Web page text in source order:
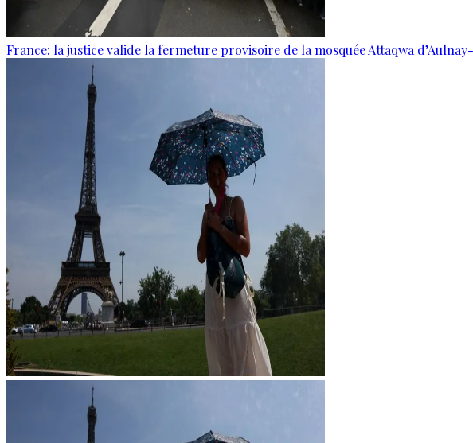
France: la justice valide la fermeture provisoire de la mosquée Attaqwa